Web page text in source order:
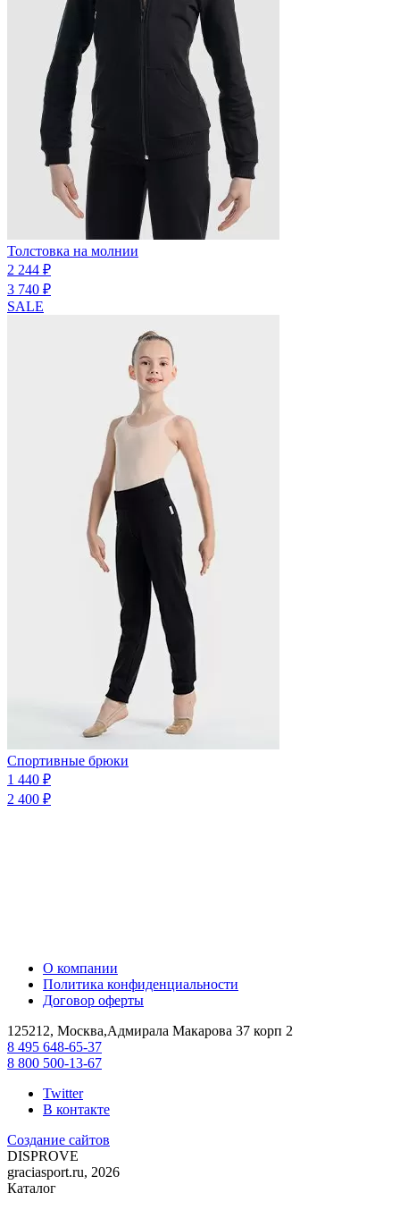
Толстовка на молнии
2 244 ₽
3 740 ₽
SALE
Спортивные брюки
1 440 ₽
2 400 ₽
О компании
Политика конфиденциальности
Договор оферты
125212, Москва,Адмирала Макарова 37 корп 2
8 495 648-65-37
8 800 500-13-67
Twitter
В контакте
Создание сайтов
DISPROVE
graciasport.ru, 2026
Каталог